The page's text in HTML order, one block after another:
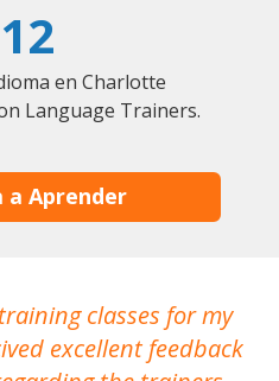
en Charlotte
Language Trainers.
a Aprender
classes for my
excellent feedback